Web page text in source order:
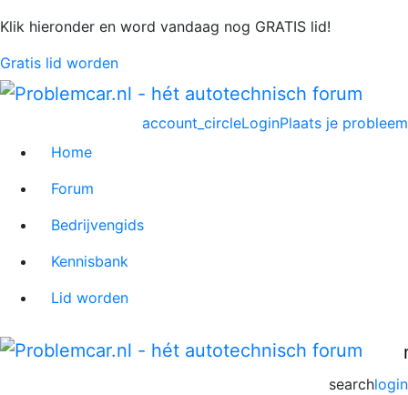
Klik hieronder en word vandaag nog GRATIS lid!
Gratis lid worden
Plaats je probleem
account_circleLogin
Home
Forum
Bedrijvengids
Kennisbank
Lid worden
login
search